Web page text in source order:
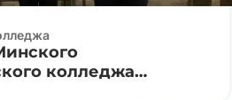
колледжа